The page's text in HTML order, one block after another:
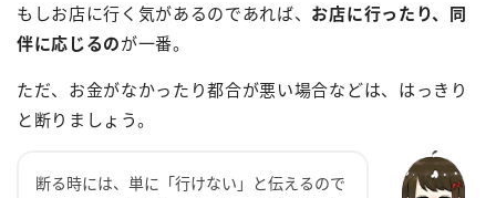
もしお店に行く気があるのであれば、 お店に行ったり、同
伴に応じるのが一番。
ただ、お金がなかったり都合が悪い場合などは、はっきり
と断りましょう。
断る時には、単に「行けない」と伝えるので